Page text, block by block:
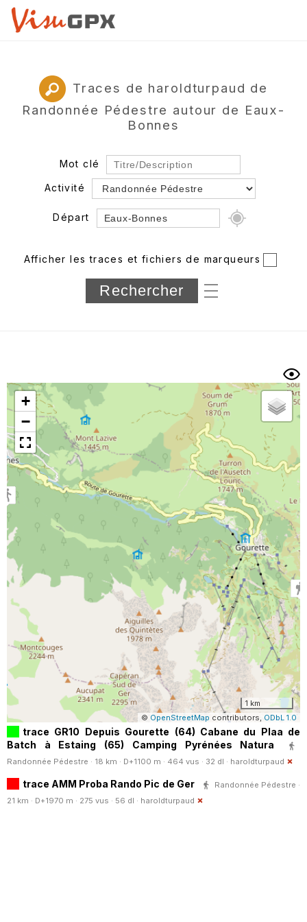
Traces de haroldturpaud de
Randonnée Pédestre autour de Eaux-
Bonnes
Mot clé
Activité
Départ
Département
Longueur min/max
Trier par
Horodatage Photos
Afficher les traces et fichiers de marqueurs
+
−
1 km
© OpenStreetMap contributors, ODbL 1.0
trace GR10 Depuis Gourette (64) Cabane du Plaa de
Batch à Estaing (65) Camping Pyrénées Natura
Randonnée Pédestre · 18 km · D+1100 m · 464 vus · 32 dl · haroldturpaud
trace AMM Proba Rando Pic de Ger
Randonnée Pédestre ·
21 km · D+1970 m · 275 vus · 56 dl · haroldturpaud